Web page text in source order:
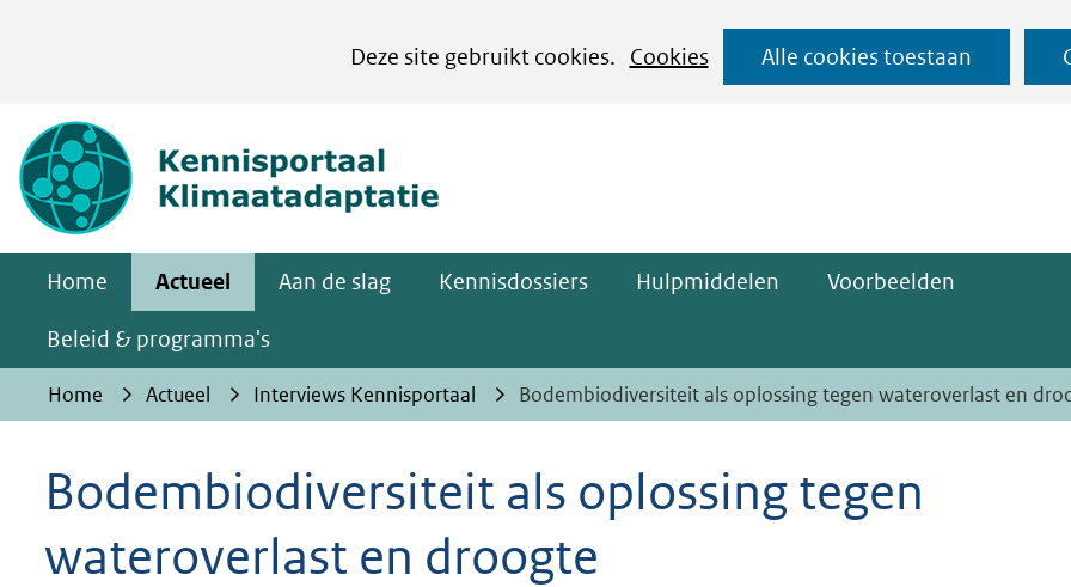
Deze site gebruikt cookies.
Cookies
kan
het
gebruik
van
cookies
deze
website
toegestaan
geweigerd.
Alle cookies toestaan
Ga
naar
Home Actueel Aan de slag Kennisdossiers Hulpmiddelen Voorbeelden
Beleid & programma's
Home Actueel Interviews Kennisportaal Bodembiodiversiteit als oplossing tegen wateroverlast en
Bodembiodiversiteit als oplossing tegen
wateroverlast en droogte